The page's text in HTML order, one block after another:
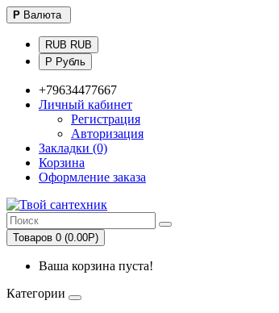
Р Валюта
RUB RUB
Р Рубль
+79634477667
Личный кабинет
Регистрация
Авторизация
Закладки (0)
Корзина
Оформление заказа
Товаров 0 (0.00Р)
Ваша корзина пуста!
Категории